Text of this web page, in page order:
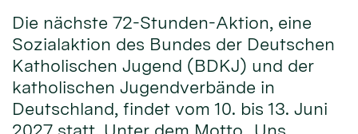
Die nächste 72-Stunden-Aktion, eine
Sozialaktion des Bundes der Deutschen
Katholischen Jugend (BDKJ) und der
katholischen Jugendverbände in
Deutschland, findet vom 10. bis 13. Juni
2027 statt. Unter dem Motto „Uns